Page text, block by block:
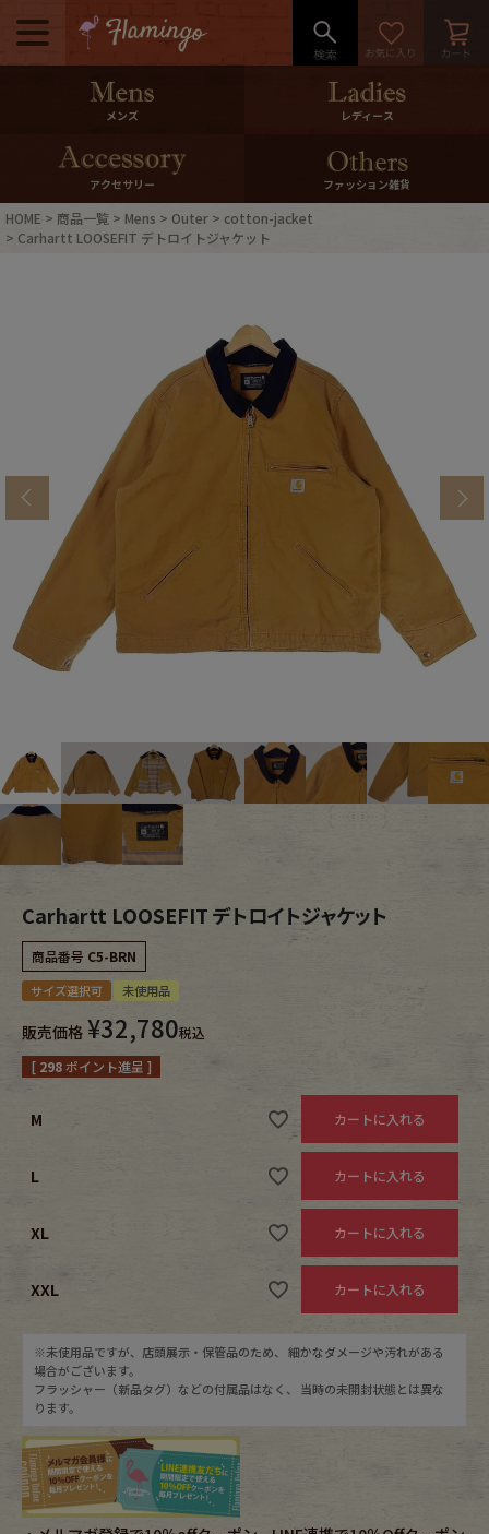
メニュー
500pt＆10％Offクーポンプレゼン
10％0ffクーポンプレゼント
ログイン・会員登録
International Shipping
特集一覧
ブランドから探す スタッフコーディネート
古着卸DOCK
メンズ商品カテゴリーから探す
Bottoms Fafatt
レディース商品カテゴリーから探す
Tops Bottoms
Outer
Fafatt
小物・アクセサリーから探す
Keyring vintage bicycle
FAFATT
メンズ レディース
アクセサリー ファッション雑貨
HOME 商品一覧 Mens Outer
cotton-jacket
Carhartt LOOSEFIT デトロイトジャケット
Carhartt LOOSEFIT デトロイトジャケット
商品番号 C5-BRN
サイズ選択可 未使用品
販売価格 ¥32,780税込
[ 298ポイント進呈 ]
M カートに入れる
L カートに入れる
XL カートに入れる
XXL カートに入れる
※未使用品ですが、店頭展示・保管品のため、 細かなダメージや汚れがある
場合がございます。
フラッシャー（新品タグ）などの付属品はなく、 当時の未開封状態とは異な
ります。